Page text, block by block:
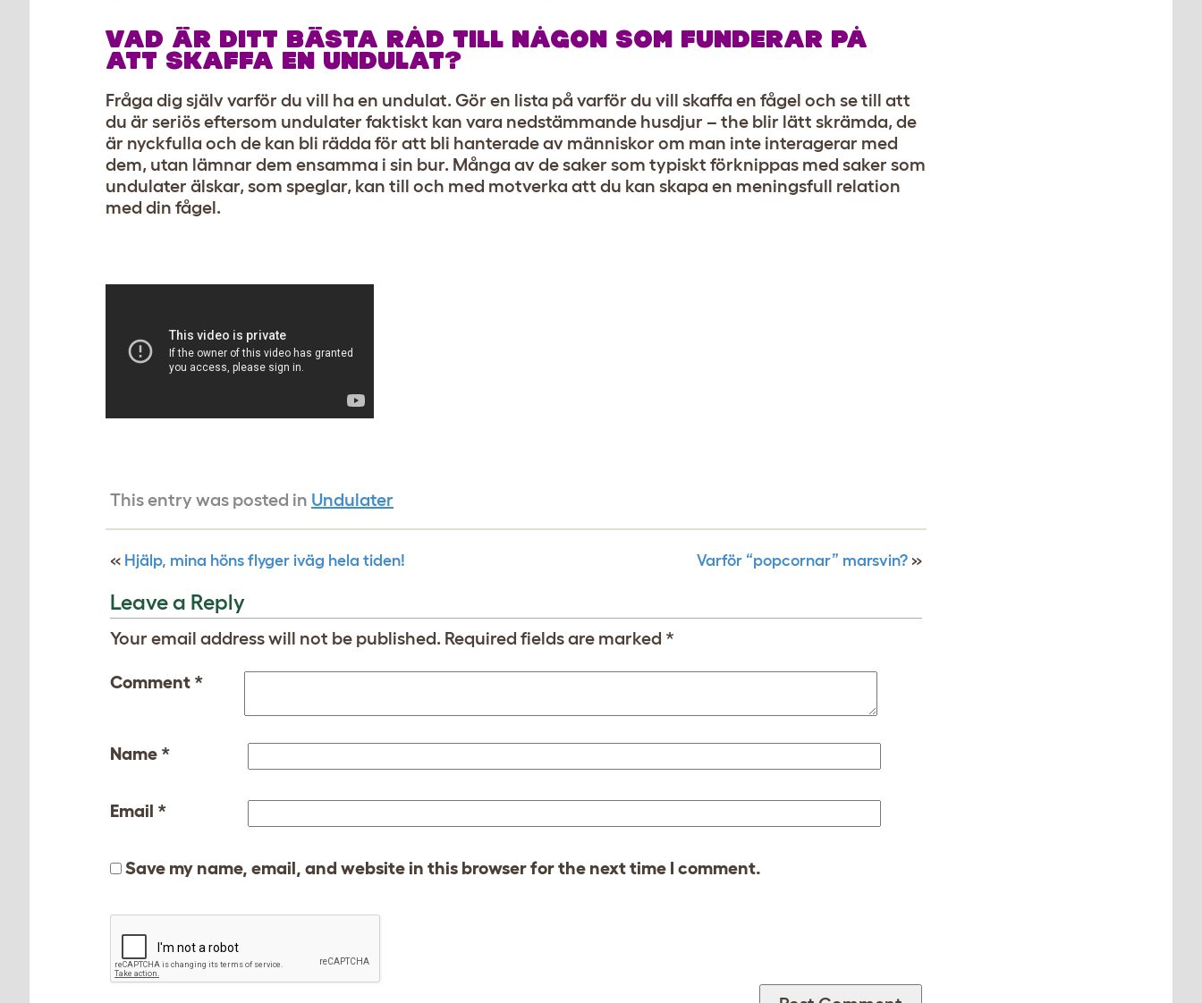
VAD ÄR DITT BÄSTA RÅD TILL NÅGON SOM FUNDERAR PÅ
ATT SKAFFA EN UNDULAT?
Fråga dig själv varför du vill ha en undulat. Gör en lista på varför du vill skaffa en fågel och se till att
du är seriös eftersom undulater faktiskt kan vara nedstämmande husdjur – the blir lätt skrämda, de
är nyckfulla och de kan bli rädda för att bli hanterade av människor om man inte interagerar med
dem, utan lämnar dem ensamma i sin bur. Många av de saker som typiskt förknippas med saker som
undulater älskar, som speglar, kan till och med motverka att du kan skapa en meningsfull relation
med din fågel.
This entry was posted in Undulater
« Hjälp, mina höns flyger iväg hela tiden! Varför “popcornar” marsvin? »
Leave a Reply
Your email address will not be published. Required fields are marked *
Comment *
Name *
Email *
Save my name, email, and website in this browser for the next time I comment.